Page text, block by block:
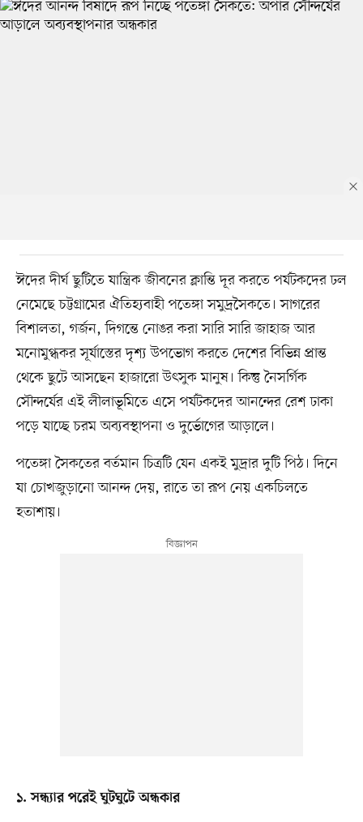
ঈদের দীর্ঘ ছুটিতে যান্ত্রিক জীবনের ক্লান্তি দূর করতে পর্যটকদের ঢল
নেমেছে চট্টগ্রামের ঐতিহ্যবাহী পতেঙ্গা সমুদ্রসৈকতে। সাগরের
বিশালতা, গর্জন, দিগন্তে নোঙর করা সারি সারি জাহাজ আর
মনোমুগ্ধকর সূর্যাস্তের দৃশ্য উপভোগ করতে দেশের বিভিন্ন প্রান্ত
থেকে ছুটে আসছেন হাজারো উৎসুক মানুষ। কিন্তু নৈসর্গিক
সৌন্দর্যের এই লীলাভূমিতে এসে পর্যটকদের আনন্দের রেশ ঢাকা
পড়ে যাচ্ছে চরম অব্যবস্থাপনা ও দুর্ভোগের আড়ালে।
পতেঙ্গা সৈকতের বর্তমান চিত্রটি যেন একই মুদ্রার দুটি পিঠ। দিনে
যা চোখজুড়ানো আনন্দ দেয়, রাতে তা রূপ নেয় একচিলতে
হতাশায়।
১. সন্ধ্যার পরেই ঘুটঘুটে অন্ধকার